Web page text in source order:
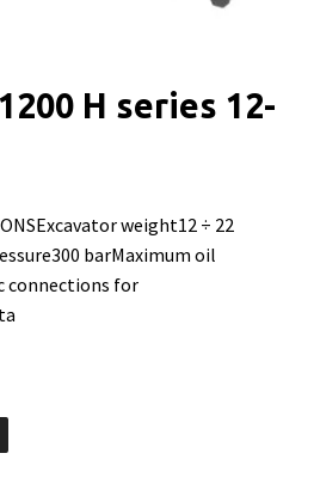
H series 12-
weight12 ÷ 22
barMaximum oil
connections for